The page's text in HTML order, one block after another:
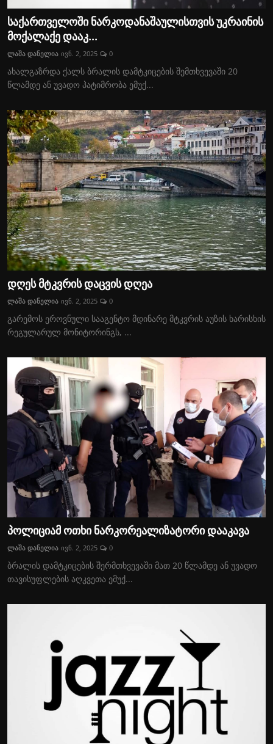
საქართველოში ნარკოდანაშაულისთვის უკრაინის
მოქალაქე დააკ...
ლაშა დანელია ივნ. 2, 2025 0
ახალგაზრდა ქალს ბრალის დამტკიცების შემთხვევაში 20
წლამდე ან უვადო პატიმრობა ემუქ...
დღეს მტკვრის დაცვის დღეა
ლაშა დანელია ივნ. 2, 2025 0
გარემოს ეროვნული სააგენტო მდინარე მტკვრის აუზის ხარისხის
რეგულარულ მონიტორინგს, ...
პოლიციამ ოთხი ნარკორეალიზატორი დააკავა
ლაშა დანელია ივნ. 2, 2025 0
ბრალის დამტკიცების შერმთხვევაში მათ 20 წლამდე ან უვადო
თავისუფლების აღკვეთა ემუქ...